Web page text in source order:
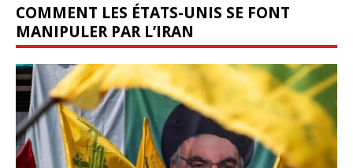
COMMENT LES ÉTATS-UNIS SE FONT
MANIPULER PAR L’IRAN